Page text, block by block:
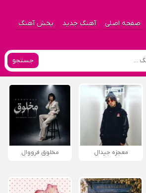
صفحه اصلی آهنگ جدید پخش آهنگ
جستجو
معجزه جیدال مخلوق فرووال